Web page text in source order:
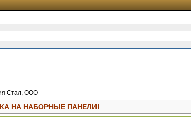
Стал, ООО
НА НАБОРНЫЕ ПАНЕЛИ!